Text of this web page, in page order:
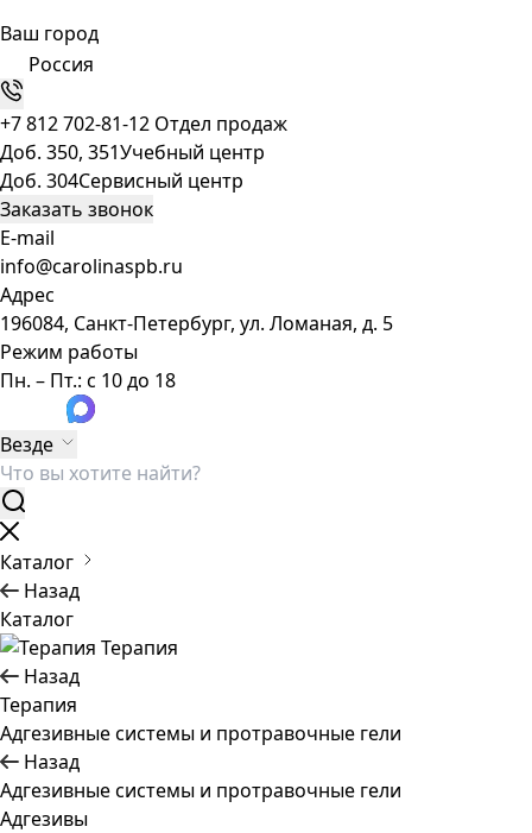
Ваш город
Россия
+7 812 702-81-12 Отдел продаж
Доб. 350, 351Учебный центр
Доб. 304Сервисный центр
Заказать звонок
E-mail
info@carolinaspb.ru
Адрес
196084, Санкт-Петербург, ул. Ломаная, д. 5
Режим работы
Пн. – Пт.: с 10 до 18
Везде
Каталог
Назад
Каталог
Терапия
Назад
Терапия
Адгезивные системы и протравочные гели
Назад
Адгезивные системы и протравочные гели
Адгезивы